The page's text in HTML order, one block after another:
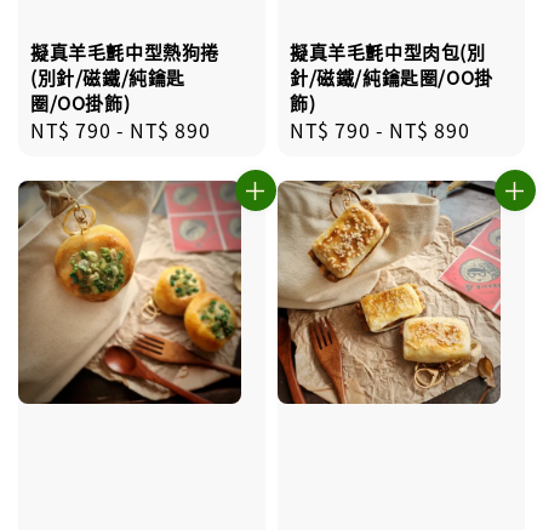
擬真羊毛氈中型熱狗捲
(別針/磁鐵/純鑰匙
圈/OO掛飾)
Regular
NT$ 790 - NT$ 890
擬真羊毛氈中型肉包(別
針/磁鐵/純鑰匙圈/OO掛
飾)
Regular
NT$ 790 - NT$ 890